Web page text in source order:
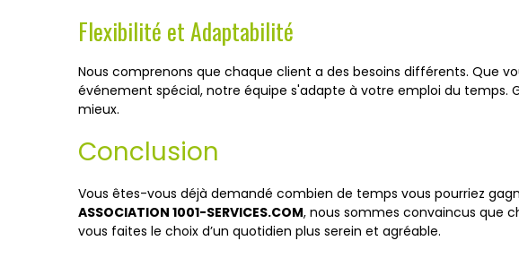
Flexibilité et Adaptabilité
Nous comprenons que chaque client a des besoins différents. Que
événement spécial, notre équipe s'adapte à votre emploi du temps.
mieux.
Conclusion
Vous êtes-vous déjà demandé combien de temps vous pourriez
ASSOCIATION 1001-SERVICES.COM, nous sommes convaincus que
vous faites le choix d’un quotidien plus serein et agréable.